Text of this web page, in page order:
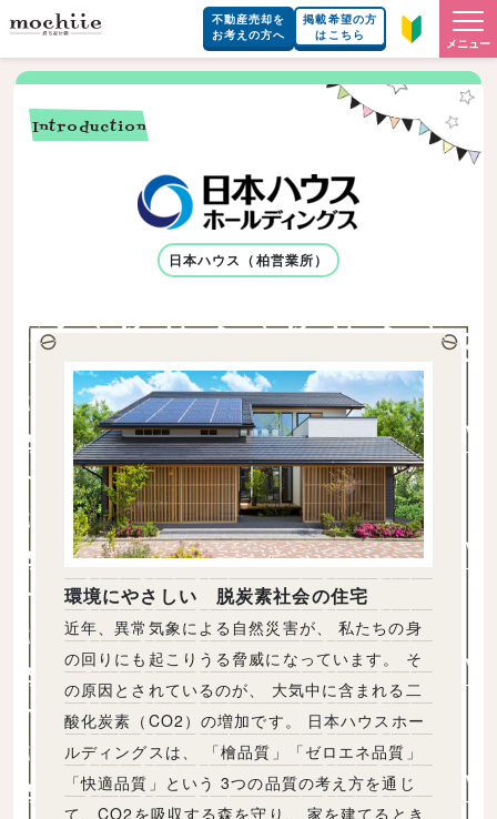
不動産売却を
お考えの方へ
掲載希望の方
はこちら
メニュー
Introduction
日本ハウス（柏営業所）
環境にやさしい 脱炭素社会の住宅
近年、異常気象による自然災害が、 私たちの身
の回りにも起こりうる脅威になっています。 そ
の原因とされているのが、 大気中に含まれる二
酸化炭素（CO2）の増加です。 日本ハウスホー
ルディングスは、 「檜品質」「ゼロエネ品質」
「快適品質」という 3つの品質の考え方を通じ
て、CO2を吸収する森を守り、 家を建てるとき